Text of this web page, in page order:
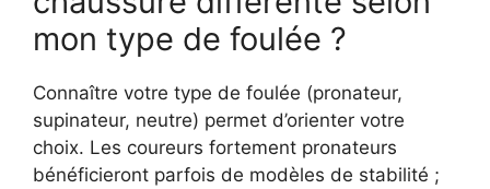
mon type de foulée ?
Connaître votre type de foulée (pronateur,
supinateur, neutre) permet d’orienter votre
choix. Les coureurs fortement pronateurs
bénéficieront parfois de modèles de stabilité ;